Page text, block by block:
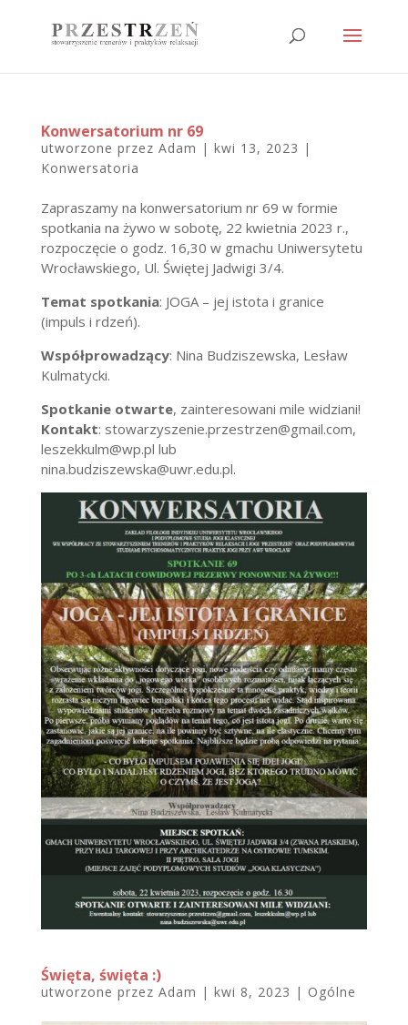
Konwersatorium nr 69
utworzone przez Adam | kwi 13, 2023 |
Konwersatoria
Zapraszamy na konwersatorium nr 69 w formie
spotkania na żywo w sobotę, 22 kwietnia 2023 r.,
rozpoczęcie o godz. 16,30 w gmachu Uniwersytetu
Wrocławskiego, Ul. Świętej Jadwigi 3/4.
Temat spotkania: JOGA – jej istota i granice
(impuls i rdzeń).
Współprowadzący: Nina Budziszewska, Lesław
Kulmatycki.
Spotkanie otwarte, zainteresowani mile widziani!
Kontakt: stowarzyszenie.przestrzen@gmail.com,
leszekkulm@wp.pl lub
nina.budziszewska@uwr.edu.pl.
Święta, święta :)
utworzone przez Adam | kwi 8, 2023 | Ogólne